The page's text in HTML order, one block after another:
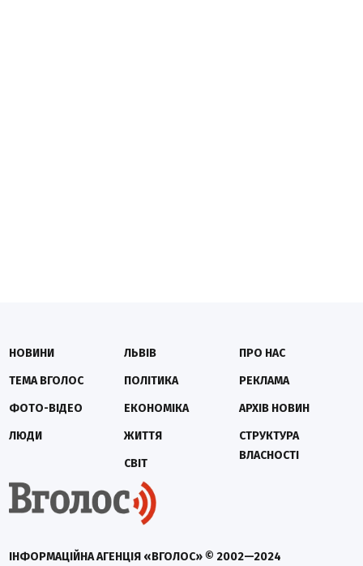
ІНФОРМАЦІЙНА АГЕНЦІЯ «ВГОЛОС» © 2002—2024
НОВИНИ
ТЕМА ВГОЛОС
ФОТО-ВІДЕО
ЛЮДИ
ЛЬВІВ
ПОЛІТИКА
ЕКОНОМІКА
ЖИТТЯ
СВІТ
ПРО НАС
РЕКЛАМА
АРХІВ НОВИН
СТРУКТУРА
ВЛАСНОСТІ